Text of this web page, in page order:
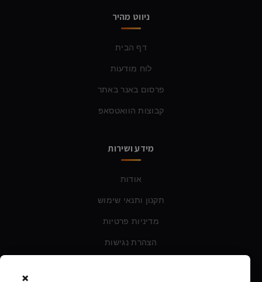
ניווט מהיר
דף הבית
לוח מודעות
פרסום באנר באתר
קבוצות הוואטסאפ
מידע ושירות
אודות
תקנון ותנאי שימוש
מדיניות פרטיות
הצהרת נגישות
×